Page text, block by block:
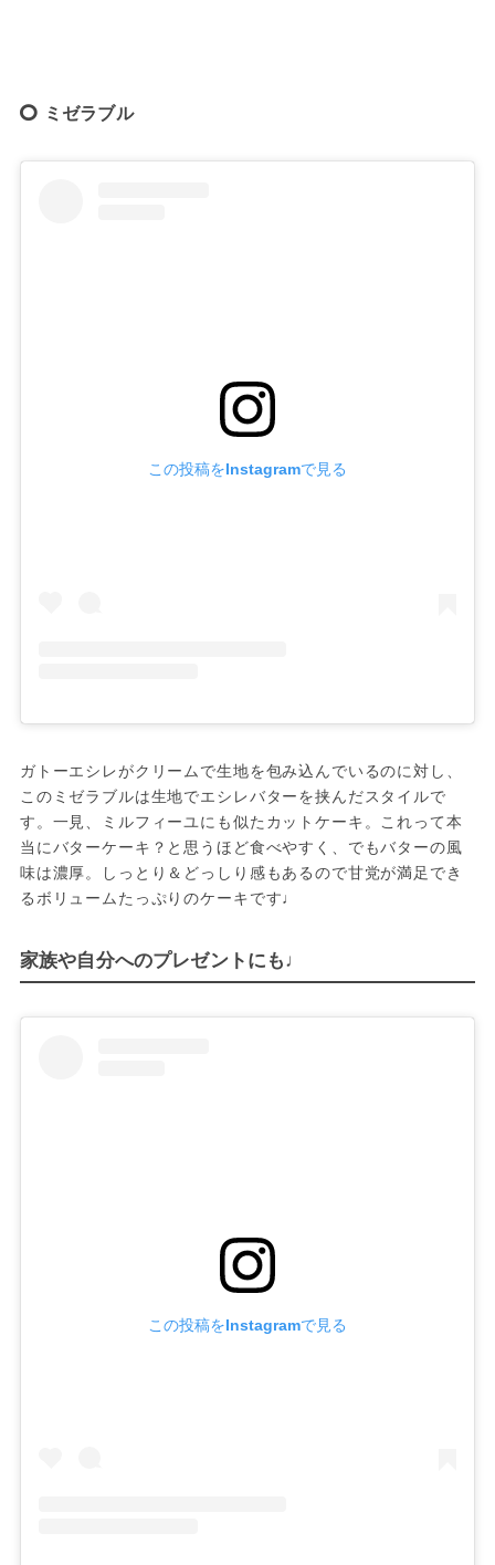
ミゼラブル
この投稿をInstagramで見る
ガトーエシレがクリームで生地を包み込んでいるのに対し、
このミゼラブルは生地でエシレバターを挟んだスタイルで
す。一見、ミルフィーユにも似たカットケーキ。これって本
当にバターケーキ？と思うほど食べやすく、でもバターの風
味は濃厚。しっとり＆どっしり感もあるので甘党が満足でき
るボリュームたっぷりのケーキです♩
家族や自分へのプレゼントにも♩
この投稿をInstagramで見る